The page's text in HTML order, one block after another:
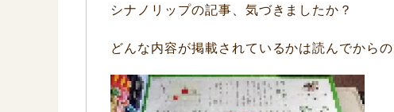
シナノリップの記事、気づきましたか？
どんな内容が掲載されているかは読んでから